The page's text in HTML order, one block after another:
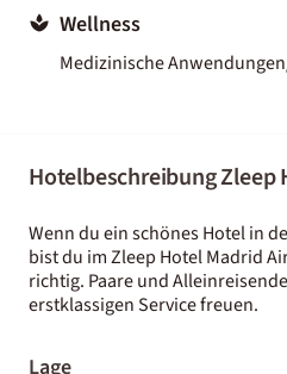
Wellness
Medizinische
Hotelbeschreibung
Wenn du ein schönes Hotel in
bist du im Zleep Hotel Madrid
richtig. Paare und
erstklassigen Service freuen.
Lage